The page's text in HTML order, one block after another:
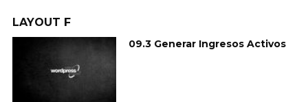
LAYOUT F
09.3 Generar Ingresos Activos